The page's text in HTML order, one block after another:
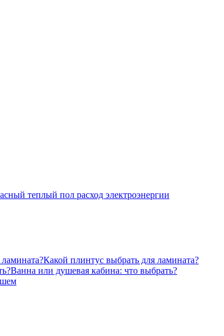
Какой плинтус выбрать для ламината?
Ванна или душевая кабина: что выбрать?